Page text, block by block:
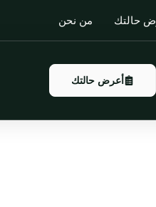
حالتك من نحن
أعرض حالتك